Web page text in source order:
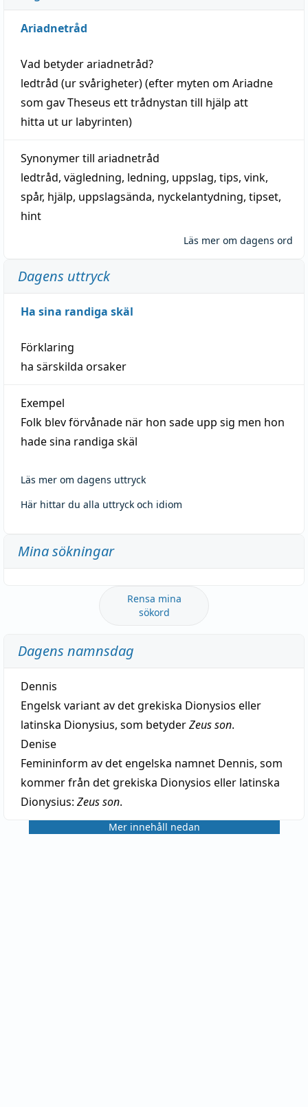
Ariadnetråd
Vad betyderariadnetråd?
ledtråd (ur svårigheter) (efter myten om Ariadne
som gav Theseus ett trådnystan till hjälp att
hitta ut ur labyrinten)
Synonymer till ariadnetråd
ledtråd, vägledning, ledning, uppslag, tips, vink,
spår, hjälp, uppslagsända, nyckelantydning, tipset,
hint
Läs mer om dagens ord
Dagens uttryck
Ha sina randiga skäl
Förklaring
ha särskilda orsaker
Exempel
Folk blev förvånade när hon sade upp sig men hon
hade sina randiga skäl
Läs mer om dagens uttryck
Här hittar du alla uttryck och idiom
Mina sökningar
Rensa mina
sökord
Dagens namnsdag
Dennis
Engelsk variant av det grekiska Dionysios eller
latinska Dionysius, som betyderZeus son.
Denise
Femininform av det engelska namnet Dennis, som
kommer från det grekiska Dionysios eller latinska
Dionysius: Zeus son.
Mer innehåll nedan